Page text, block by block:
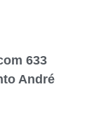
633
André